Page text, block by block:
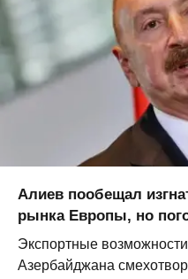
Алиев пообещал
рынка Европы, но
Экспортные
Азербайджана